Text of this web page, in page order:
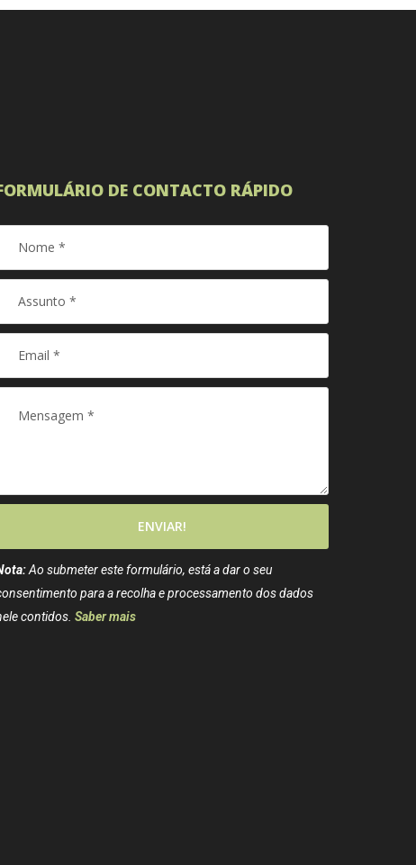
DE CONTACTO RÁPIDO
ENVIAR!
Ao submeter este formulário, está a dar o seu
para a recolha e processamento dos dados
contidos. Saber mais